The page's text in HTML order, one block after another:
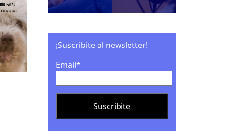
¡Suscribite al newsletter!
Email*